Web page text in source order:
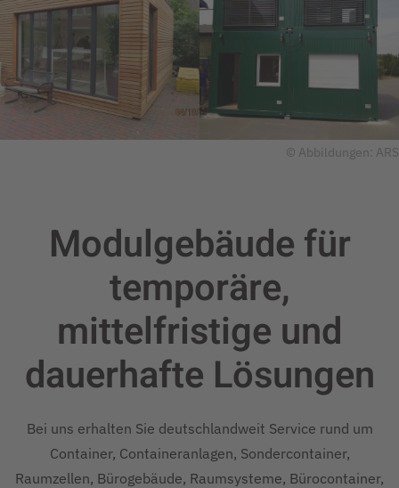
© Abbildungen: ARS
Modulgebäude für
temporäre,
mittelfristige und
dauerhafte Lösungen
Bei uns erhalten Sie deutschlandweit Service rund um
Container, Containeranlagen, Sondercontainer,
Raumzellen, Bürogebäude, Raumsysteme, Bürocontainer,